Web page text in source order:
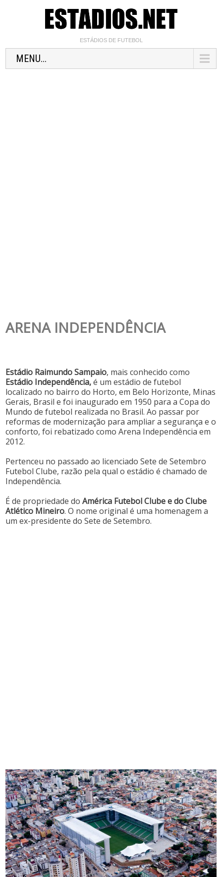
ESTÁDIOS DE FUTEBOL
MENU...
ARENA INDEPENDÊNCIA
Estádio Raimundo Sampaio, mais conhecido como
Estádio Independência,é um estádio de futebol
localizado no bairro do Horto, em Belo Horizonte, Minas
Gerais, Brasil e foi inaugurado em 1950 para a Copa do
Mundo de futebol realizada no Brasil. Ao passar por
reformas de modernização para ampliar a segurança e o
conforto, foi rebatizado como Arena Independência em
2012.
Pertenceu no passado ao licenciado Sete de Setembro
Futebol Clube, razão pela qual o estádio é chamado de
Independência.
É de propriedade doAmérica Futebol Clube e do Clube
Atlético Mineiro. O nome original é uma homenagem a
um ex-presidente do Sete de Setembro.